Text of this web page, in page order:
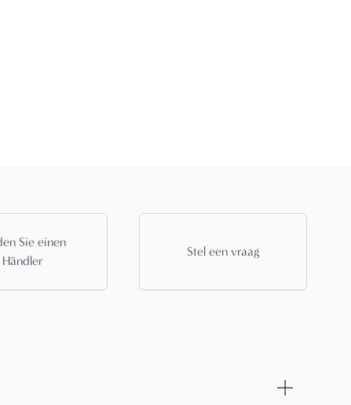
Sie einen
Händler
Stel een vraag